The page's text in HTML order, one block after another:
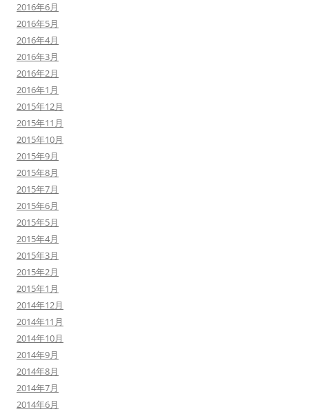
2016年6月
2016年5月
2016年4月
2016年3月
2016年2月
2016年1月
2015年12月
2015年11月
2015年10月
2015年9月
2015年8月
2015年7月
2015年6月
2015年5月
2015年4月
2015年3月
2015年2月
2015年1月
2014年12月
2014年11月
2014年10月
2014年9月
2014年8月
2014年7月
2014年6月